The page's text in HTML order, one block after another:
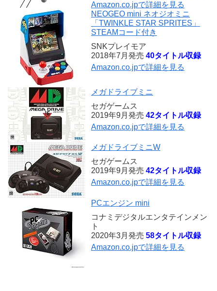
Amazon.co.jpで詳細を見る
NEOGEO mini ネオジオミニ
「TWINKLE STAR SPRITES」
STEAMコード付き
SNKプレイモア
2018年7月発売 40タイトル収録
Amazon.co.jpで詳細を見る
メガドライブミニ
セガゲームス
2019年9月発売 42タイトル収録
Amazon.co.jpで詳細を見る
メガドライブミニW
セガゲームス
2019年9月発売 42タイトル収録
Amazon.co.jpで詳細を見る
PCエンジン mini
コナミデジタルエンタテインメン
ト
2020年3月発売 58タイトル収録
Amazon.co.jpで詳細を見る